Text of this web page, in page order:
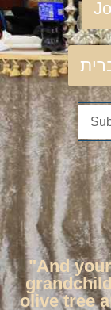
"And
olive tree